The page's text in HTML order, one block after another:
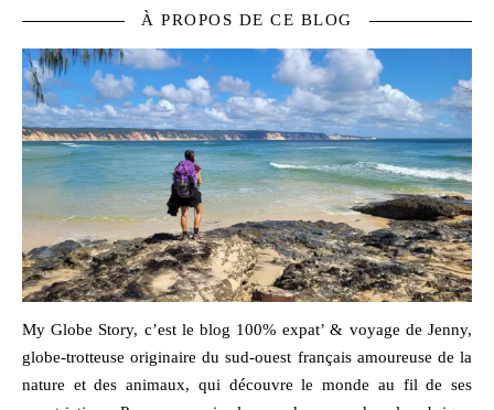
À PROPOS DE CE BLOG
My Globe Story, c’est le blog 100% expat’ & voyage de Jenny,
globe-trotteuse originaire du sud-ouest français amoureuse de la
nature et desanimaux, qui découvre le monde au fil de ses